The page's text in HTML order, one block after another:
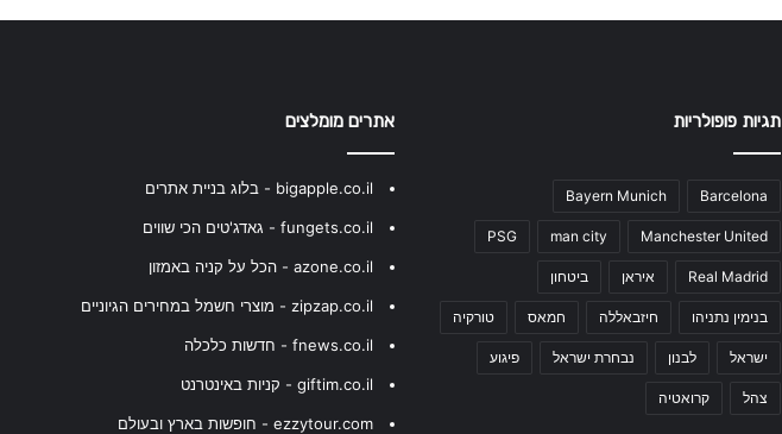
תגיות פופולריות
Barcelona
Bayern Munich
Manchester United
man city
PSG
Real Madrid איראן ביטחון
בנימין נתניהו חיזבאללה חמאס טורקיה
ישראל לבנון נבחרת ישראל פיגוע
צהל קרואטיה
אתרים מומלצים
bigapple.co.il - בלוג בניית אתרים
fungets.co.il - גאדג'טים הכי שווים
azone.co.il - הכל על קניה באמזון
zipzap.co.il - מוצרי חשמל במחירים הגיוניים
fnews.co.il - חדשות כלכלה
giftim.co.il - קניות באינטרנט
ezzytour.com - חופשות בארץ ובעולם